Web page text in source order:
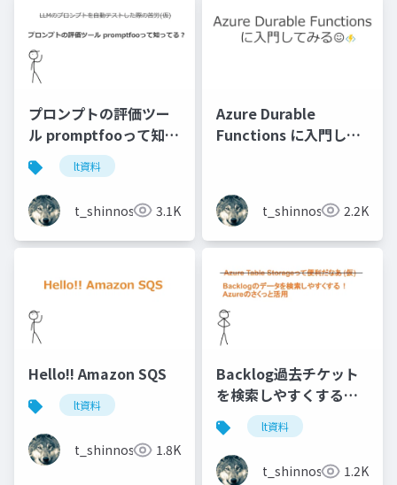
プロンプトの評価ツー
ル promptfooって知っ
てる？lt資料
t_shinnosuke 3.1K
Azure Durable
Functions に入門して
t_shinnosuke 2.2K
Hello!! Amazon SQS
lt資料
t_shinnosuke 1.8K
Backlog過去チケット
を検索しやすくする！
Azureさくっと活用
lt資料
t_shinnosuke 1.2K